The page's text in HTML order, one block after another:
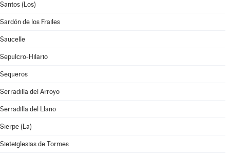
Santos (Los)
Sardón de los Frailes
Saucelle
Sepulcro-Hilario
Sequeros
Serradilla del Arroyo
Serradilla del Llano
Sierpe (La)
Sieteiglesias de Tormes